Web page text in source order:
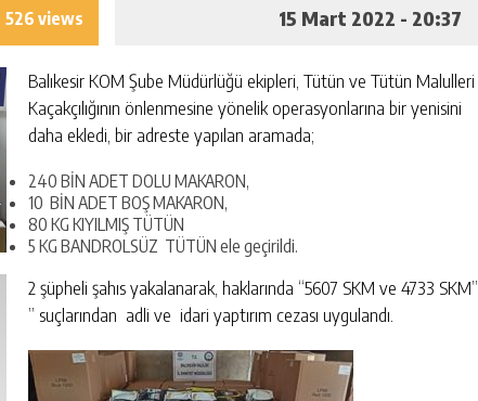
526 views 15 Mart 2022 - 20:37
Balıkesir KOM Şube Müdürlüğü ekipleri, Tütün ve Tütün Malulleri
Kaçakçılığının önlenmesine yönelik operasyonlarına bir yenisini
daha ekledi, bir adreste yapılan aramada;
240 BİN ADET DOLU MAKARON,
10 BİN ADET BOŞ MAKARON,
80 KG KIYILMIŞ TÜTÜN
5 KG BANDROLSÜZ TÜTÜN ele geçirildi.
2 şüpheli şahıs yakalanarak, haklarında “5607 SKM ve 4733 SKM”
” suçlarından adli ve idari yaptırım cezası uygulandı.